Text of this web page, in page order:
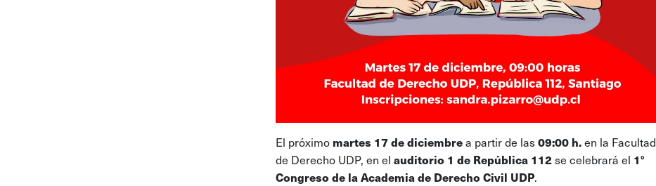
El próximo martes 17 de diciembrea partir de las09:00 h.en la Facultad
de Derecho UDP, en el auditorio 1 de República 112se celebrará el 1°
Congreso de la Academia de Derecho Civil UDP.